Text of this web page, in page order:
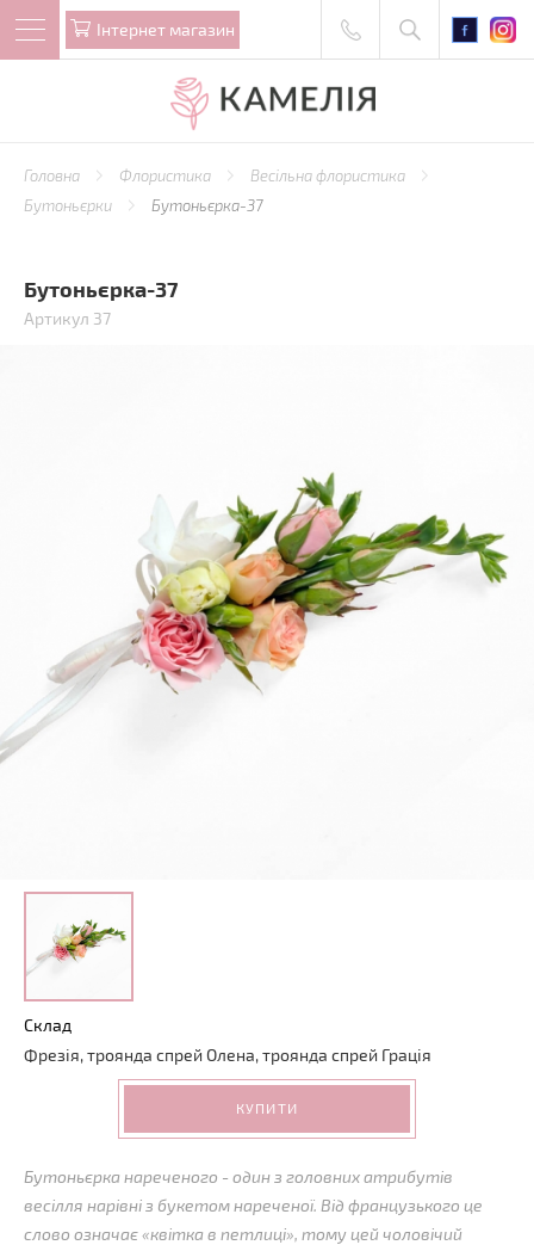
Iнтернет магазин
Головна Флористика
Весільна флористика
Бутоньєрки
Бутоньєрка-37
Бутоньєрка-37
Артикул 37
Склад
Фрезія, троянда спрей Олена, троянда спрей Грація
КУПИТИ
Бутоньєрка нареченого - один з головних атрибутів
весілля нарівні з букетом нареченої. Від французького це
слово означає «квітка в петлиці», тому цей чоловічий